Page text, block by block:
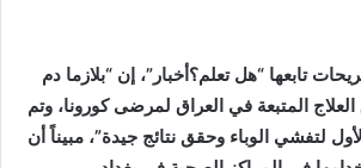
تابعها “هل تعلم؟أخبار”، إن “بلازما دم
المتبعة في العراق لمرضى كورونا، وتم
لتفشي الوباء وحقق نتائج جيدة”، مبيناً أن